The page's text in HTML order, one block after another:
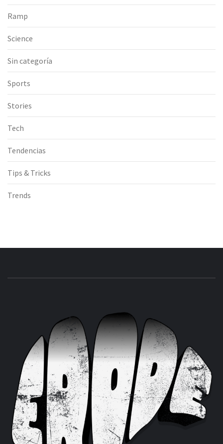
Ramp
Science
Sin categoría
Sports
Stories
Tech
Tendencias
Tips & Tricks
Trends